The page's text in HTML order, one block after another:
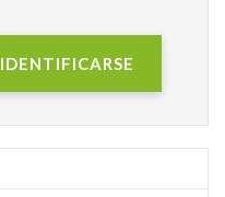
IDENTIFICARSE